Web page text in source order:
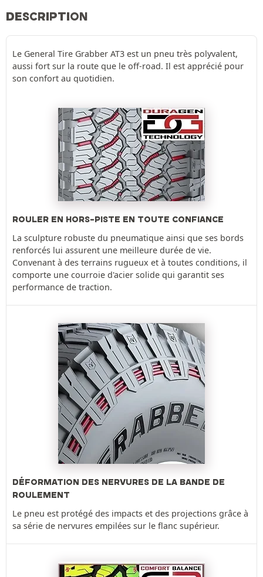
DESCRIPTION
Le General Tire Grabber AT3 est un pneu très polyvalent,
aussi fort sur la route que le off-road. Il est apprécié pour
son confort au quotidien.
ROULER EN HORS-PISTE EN TOUTE CONFIANCE
La sculpture robuste du pneumatique ainsi que ses bords
renforcés lui assurent une meilleure durée de vie.
Convenant à des terrains rugueux et à toutes conditions, il
comporte une courroie d'acier solide qui garantit ses
performance de traction.
DÉFORMATION DES NERVURES DE LA BANDE DE
ROULEMENT
Le pneu est protégé des impacts et des projections grâce à
sa série de nervures empilées sur le flanc supérieur.